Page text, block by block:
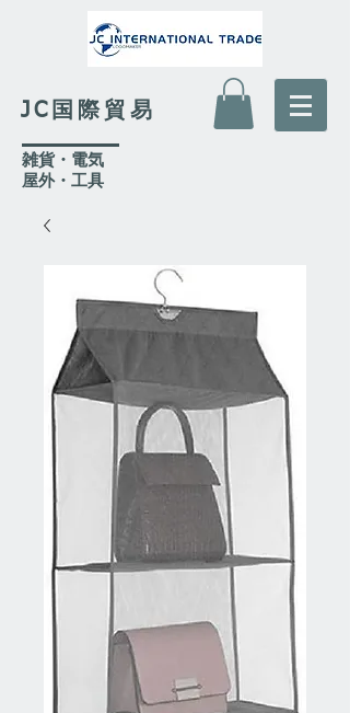
JC国際貿易
​雑貨・電気
​屋外・工具